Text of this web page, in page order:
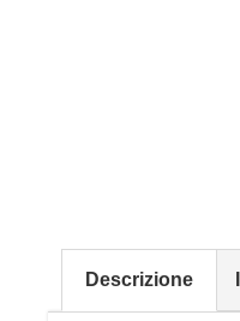
Descrizione